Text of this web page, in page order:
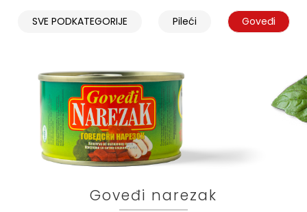
SVE PODKATEGORIJE Pileći Goveđi
Goveđi narezak